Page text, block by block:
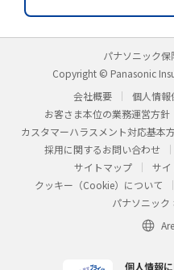
パナソニック
Copyright © Panasonic
会社概要
個人情報
お客さま本位の業務運営方針
カスタマーハラスメント対応基本
採用に関するお問い合わせ
サイトマップ
サイ
クッキー（Cookie）について
パナソニック
個人情報